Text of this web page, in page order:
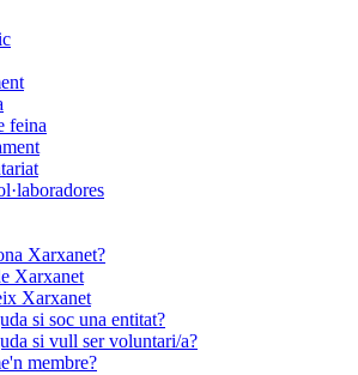
feina
Xarxanet?
Xarxanet
Xarxanet
si soc una entitat?
si vull ser voluntari/a?
membre?